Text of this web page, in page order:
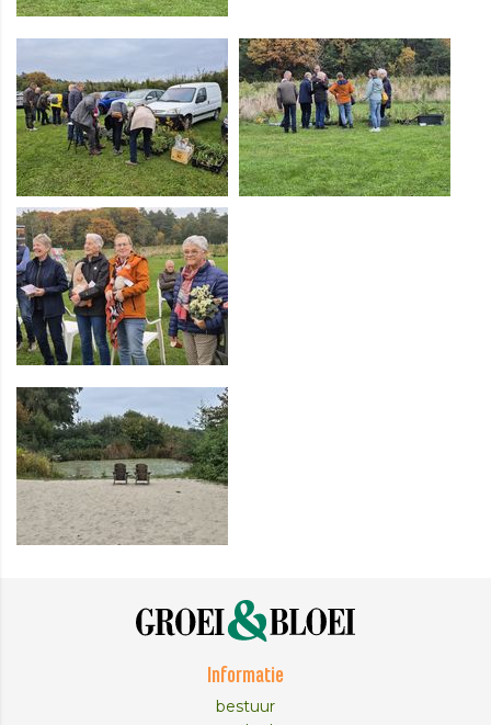
Informatie
bestuur